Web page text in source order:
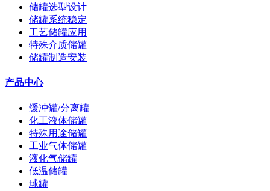
储罐选型设计
储罐系统稳定
工艺储罐应用
特殊介质储罐
储罐制造安装
产品中心
缓冲罐/分离罐
化工液体储罐
特殊用途储罐
工业气体储罐
液化气储罐
低温储罐
球罐